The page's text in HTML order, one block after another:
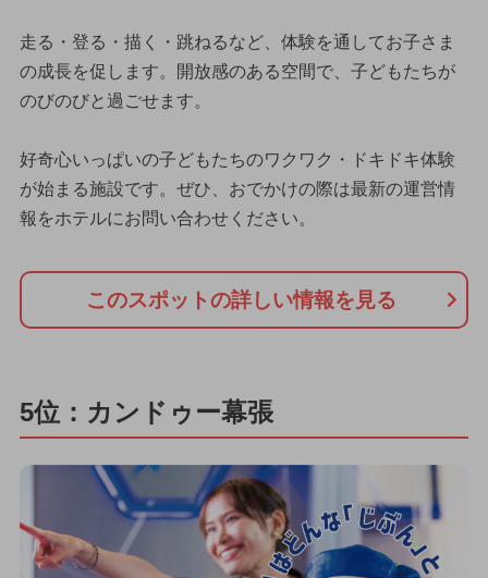
走る・登る・描く・跳ねるなど、体験を通してお子さま
の成長を促します。開放感のある空間で、子どもたちが
のびのびと過ごせます。
好奇心いっぱいの子どもたちのワクワク・ドキドキ体験
が始まる施設です。ぜひ、おでかけの際は最新の運営情
報をホテルにお問い合わせください。
このスポットの詳しい情報を見る
5位：カンドゥー幕張